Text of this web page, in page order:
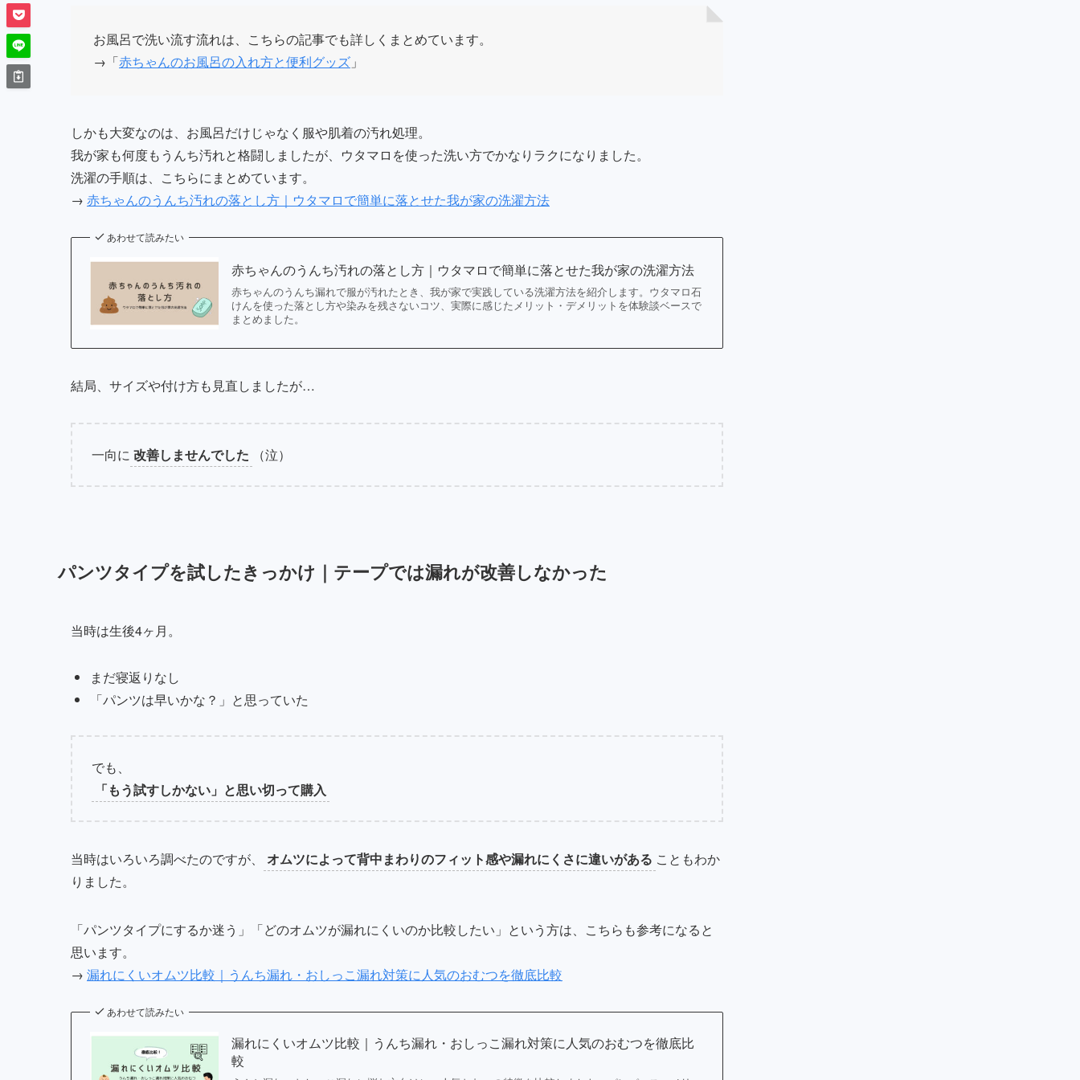
お風呂で洗い流す流れは、こちらの記事でも詳しくまとめています。
→「赤ちゃんのお風呂の入れ方と便利グッズ 」
しかも大変なのは、お風呂だけじゃなく服や肌着の汚れ処理。
我が家も何度もうんち汚れと格闘しましたが、ウタマロを使った洗い方でかなりラクになりました。
洗濯の手順は、こちらにまとめています。
→ 赤ちゃんのうんち汚れの落とし方｜ウタマロで簡単に落とせた我が家の洗濯方法
あわせて読みたい
赤ちゃんのうんち汚れの落とし方｜ウタマロで簡単に落とせた我が家の洗濯方法
赤ちゃんのうんち漏れで服が汚れたとき、我が家で実践している洗濯方法を紹介します。ウタマロ石
けんを使った落とし方や染みを残さないコツ、実際に感じたメリット・デメリットを体験談ベースで
まとめました。
結局、サイズや付け方も見直しましたが…
一向に 改善しませんでした （泣）
パンツタイプを試したきっかけ｜テープでは漏れが改善しなかった
当時は生後4ヶ月。
まだ寝返りなし
「パンツは早いかな？」と思っていた
でも、
「もう試すしかない」と思い切って購入
当時はいろいろ調べたのですが、 オムツによって背中まわりのフィット感や漏れにくさに違いがある こともわか
りました。
「パンツタイプにするか迷う」「どのオムツが漏れにくいのか比較したい」という方は、こちらも参考になると
思います。
→ 漏れにくいオムツ比較｜うんち漏れ・おしっこ漏れ対策に人気のおむつを徹底比較
あわせて読みたい
漏れにくいオムツ比較｜うんち漏れ・おしっこ漏れ対策に人気のおむつを徹底比
較